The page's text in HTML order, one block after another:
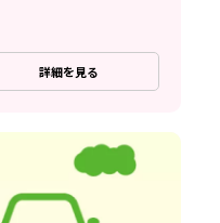
詳細を見る